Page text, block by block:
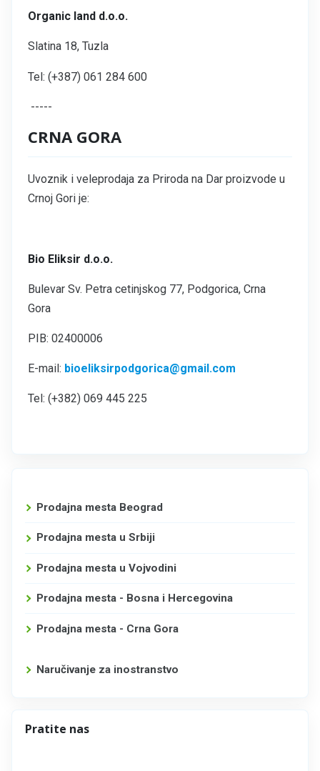
Organic land d.o.o.
Slatina 18, Tuzla
Tel: (+387) 061 284 600
-----
CRNA GORA
Uvoznik i veleprodaja za Priroda na Dar proizvode u
Crnoj Gori je:
Bio Eliksir d.o.o.
Bulevar Sv. Petra cetinjskog 77, Podgorica, Crna
Gora
PIB: 02400006
E-mail: bioeliksirpodgorica@gmail.com
Tel: (+382) 069 445 225
Prodajna mesta Beograd
Prodajna mesta u Srbiji
Prodajna mesta u Vojvodini
Prodajna mesta - Bosna i Hercegovina
Prodajna mesta - Crna Gora
Naručivanje za inostranstvo
Pratite nas